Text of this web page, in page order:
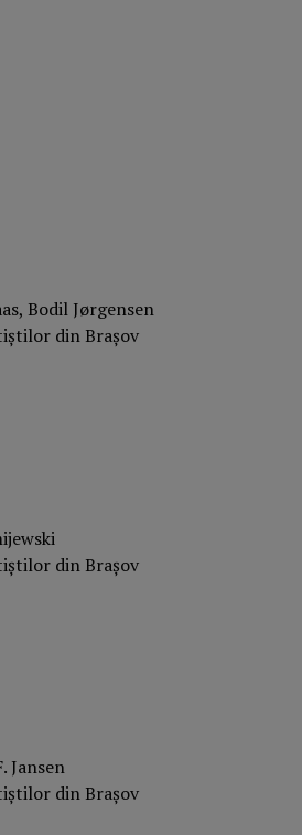
Bodil Jørgensen
din Brașov
din Brașov
Jansen
din Brașov